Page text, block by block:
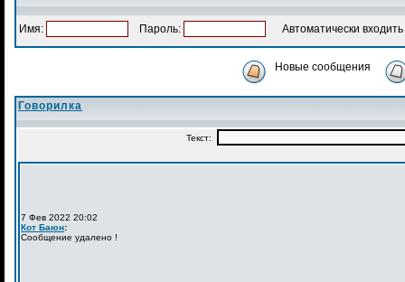
Имя: Пароль: Автоматически
Новые сообщения
Говорилка